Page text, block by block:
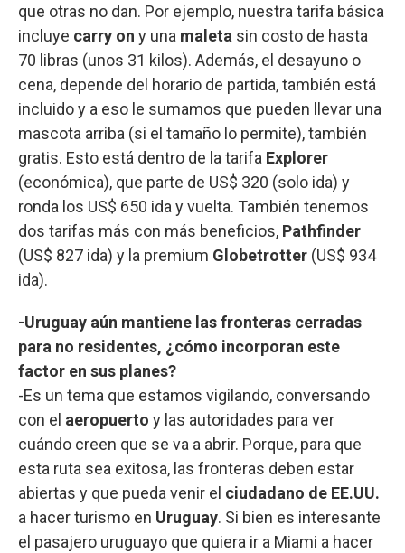
que otras no dan. Por ejemplo, nuestra tarifa básica
incluye carry on y una maleta sin costo de hasta
70 libras (unos 31 kilos). Además, el desayuno o
cena, depende del horario de partida, también está
incluido y a eso le sumamos que pueden llevar una
mascota arriba (si el tamaño lo permite), también
gratis. Esto está dentro de la tarifa Explorer
(económica), que parte de US$ 320 (solo ida) y
ronda los US$ 650 ida y vuelta. También tenemos
dos tarifas más con más beneficios, Pathfinder
(US$ 827 ida) y la premium Globetrotter (US$ 934
ida).
-Uruguay aún mantiene las fronteras cerradas
para no residentes, ¿cómo incorporan este
factor en sus planes?
-Es un tema que estamos vigilando, conversando
con el aeropuerto y las autoridades para ver
cuándo creen que se va a abrir. Porque, para que
esta ruta sea exitosa, las fronteras deben estar
abiertas y que pueda venir el ciudadano de EE.UU.
a hacer turismo en Uruguay. Si bien es interesante
el pasajero uruguayo que quiera ir a Miami a hacer